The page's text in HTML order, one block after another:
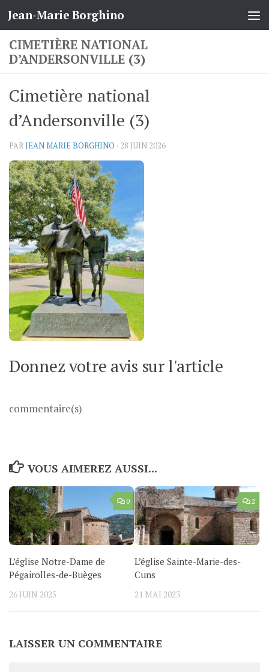
Skip to content
Jean-Marie Borghino
CIMETIÈRE NATIONAL
D’ANDERSONVILLE (3)
Cimetière national
d’Andersonville (3)
PARJEAN MARIE BORGHINO · 28 JUIN 2026
Donnez votre avis sur l'article
commentaire(s)
VOUS AIMEREZ AUSSI...
0
L’église Notre-Dame de
Pégairolles-de-Buèges
26 JUIN 2025
2
L’église Sainte-Marie-des-
Cuns
21 MAI 2023
LAISSER UN COMMENTAIRE